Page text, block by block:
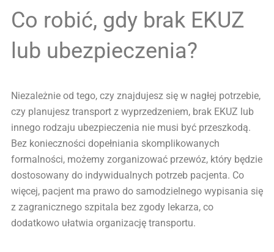
Co robić, gdy brak EKUZ
lub ubezpieczenia?
Niezależnie od tego, czy znajdujesz się w nagłej potrzebie,
czy planujesz transport z wyprzedzeniem, brak EKUZ lub
innego rodzaju ubezpieczenia nie musi być przeszkodą.
Bez konieczności dopełniania skomplikowanych
formalności, możemy zorganizować przewóz, który będzie
dostosowany do indywidualnych potrzeb pacjenta. Co
więcej, pacjent ma prawo do samodzielnego wypisania się
z zagranicznego szpitala bez zgody lekarza, co
dodatkowo ułatwia organizację transportu.